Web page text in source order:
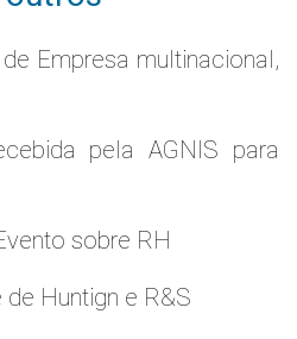
Empresa multinacional,
pela AGNIS para
sobre RH
de Huntign e R&S